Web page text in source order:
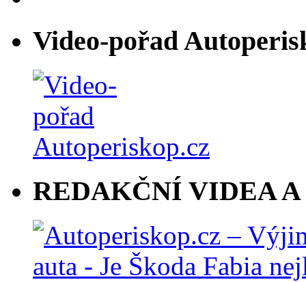
Video-pořad
REDAKČNÍ VIDEA A